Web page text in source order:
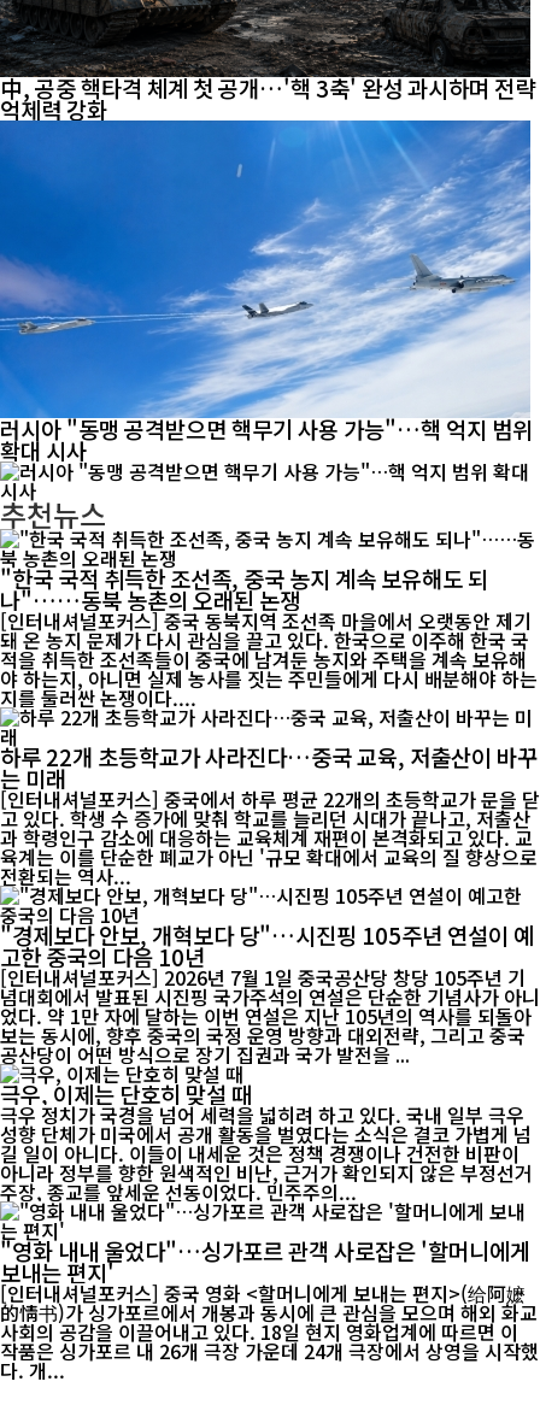
中, 공중 핵타격 체계 첫 공개…'핵 3축' 완성 과시하며 전략
억제력 강화
러시아 "동맹 공격받으면 핵무기 사용 가능"…핵 억지 범위
확대 시사
추천뉴스
"한국 국적 취득한 조선족, 중국 농지 계속 보유해도 되
나"……동북 농촌의 오래된 논쟁
[인터내셔널포커스] 중국 동북지역 조선족 마을에서 오랫동안 제기
돼 온 농지 문제가 다시 관심을 끌고 있다. 한국으로 이주해 한국 국
적을 취득한 조선족들이 중국에 남겨둔 농지와 주택을 계속 보유해
야 하는지, 아니면 실제 농사를 짓는 주민들에게 다시 배분해야 하는
지를 둘러싼 논쟁이다....
하루 22개 초등학교가 사라진다…중국 교육, 저출산이 바꾸
는 미래
[인터내셔널포커스] 중국에서 하루 평균 22개의 초등학교가 문을 닫
고 있다. 학생 수 증가에 맞춰 학교를 늘리던 시대가 끝나고, 저출산
과 학령인구 감소에 대응하는 교육체계 재편이 본격화되고 있다. 교
육계는 이를 단순한 폐교가 아닌 '규모 확대에서 교육의 질 향상으로
전환되는 역사...
"경제보다 안보, 개혁보다 당"…시진핑 105주년 연설이 예
고한 중국의 다음 10년
[인터내셔널포커스] 2026년 7월 1일 중국공산당 창당 105주년 기
념대회에서 발표된 시진핑 국가주석의 연설은 단순한 기념사가 아니
었다. 약 1만 자에 달하는 이번 연설은 지난 105년의 역사를 되돌아
보는 동시에, 향후 중국의 국정 운영 방향과 대외전략, 그리고 중국
공산당이 어떤 방식으로 장기 집권과 국가 발전을 ...
극우, 이제는 단호히 맞설 때
극우 정치가 국경을 넘어 세력을 넓히려 하고 있다. 국내 일부 극우
성향 단체가 미국에서 공개 활동을 벌였다는 소식은 결코 가볍게 넘
길 일이 아니다. 이들이 내세운 것은 정책 경쟁이나 건전한 비판이
아니라 정부를 향한 원색적인 비난, 근거가 확인되지 않은 부정선거
주장, 종교를 앞세운 선동이었다. 민주주의...
"영화 내내 울었다"…싱가포르 관객 사로잡은 '할머니에게
보내는 편지'
[인터내셔널포커스] 중국 영화 <할머니에게 보내는 편지>(给阿嬷
的情书)가 싱가포르에서 개봉과 동시에 큰 관심을 모으며 해외 화교
사회의 공감을 이끌어내고 있다. 18일 현지 영화업계에 따르면 이
작품은 싱가포르 내 26개 극장 가운데 24개 극장에서 상영을 시작했
다. 개...